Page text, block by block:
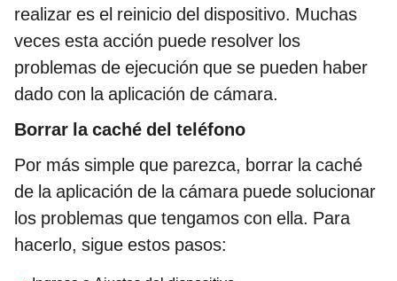
realizar es el reinicio del dispositivo. Muchas
veces esta acción puede resolver los
problemas de ejecución que se pueden haber
dado con la aplicación de cámara.
Borrar la caché del teléfono
Por más simple que parezca, borrar la caché
de la aplicación de la cámara puede solucionar
los problemas que tengamos con ella. Para
hacerlo, sigue estos pasos: